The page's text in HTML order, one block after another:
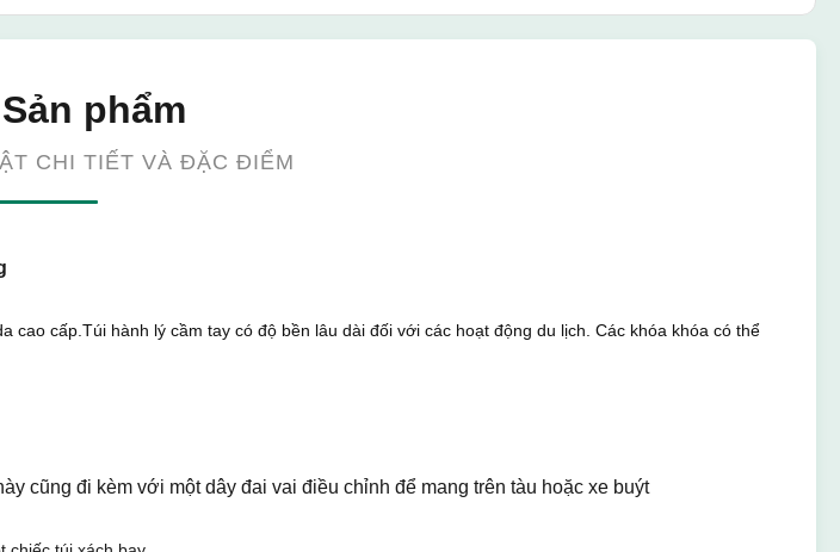
phẩm
CHI TIẾT VÀ ĐẶC ĐIỂM
cấp.Túi hành lý cầm tay có độ bền lâu dài đối với các hoạt động du lịch. Các khóa khóa có thể
cũng đi kèm với một dây đai vai điều chỉnh để mang trên tàu hoặc xe buýt